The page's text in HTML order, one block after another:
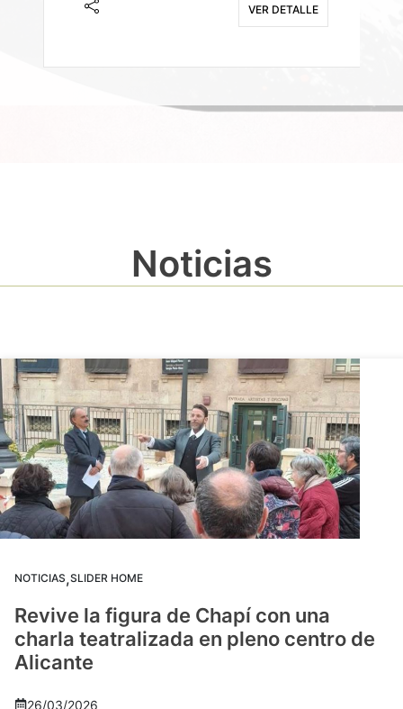
VER DETALLE
Noticias
NOTICIAS,SLIDER HOME
Revive la figura de Chapí con una
charla teatralizada en pleno centro de
Alicante
26/03/2026